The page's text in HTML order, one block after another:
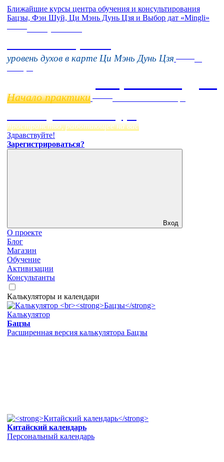
Ближайшие курсы центра обучения и консультирования
Бацзы, Фэн Шуй, Ци Мэнь Дунь Цзя и Выбор дат «Mingli»
уровень духов в карте Ци Мэнь Дунь Цзя
Начало практики
пространство, работающее на вас
Здравствуйте!
Зарегистрироваться?
Вход
О проекте
Блог
Магазин
Обучение
Активизации
Консультанты
Калькуляторы и календари
Калькулятор
Бацзы
Расширенная версия калькулятора Бацзы
Китайский календарь
Персональный календарь